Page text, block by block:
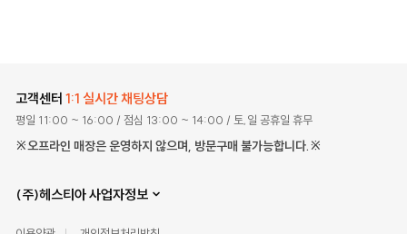
고객센터 1:1 실시간 채팅상담
평일 11:00 ~ 16:00 / 점심 13:00 ~ 14:00 / 토,일 공휴일 휴무
※오프라인 매장은 운영하지 않으며, 방문구매 불가능합니다.※
(주)헤스티아 사업자정보